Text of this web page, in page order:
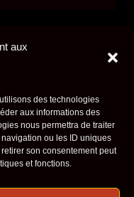
aux
des technologies
aux informations des
nous permettra de traiter
ou les ID uniques
son consentement peut
et fonctions.
de Condrieu
C’est un
pêches et
des fruits de